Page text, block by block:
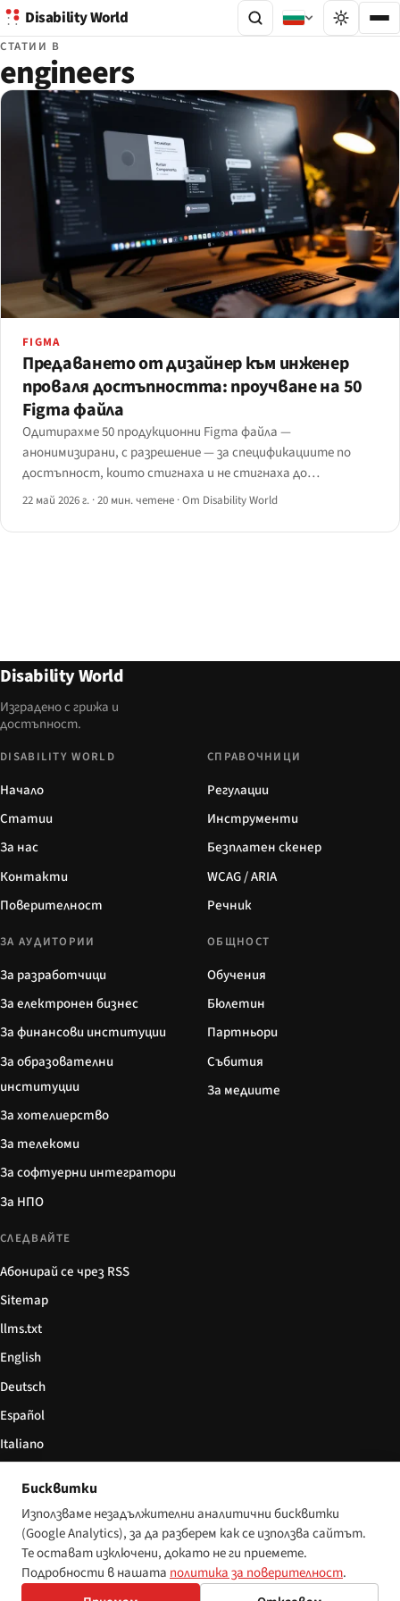
Disability World
СТАТИИ В
engineers
FIGMA
Предаването от дизайнер към инженер
проваля достъпността: проучване на 50
Figma файла
Одитирахме 50 продукционни Figma файла —
анонимизирани, с разрешение — за спецификациите по
достъпност, които стигнаха и не стигнаха до
предаването.
22 май 2026 г. ·20 мин. четене ·От Disability World
Disability World
Изградено с грижа и
достъпност.
DISABILITY WORLD
Начало
Статии
За нас
Контакти
Поверителност
СПРАВОЧНИЦИ
Регулации
Инструменти
Безплатен скенер
WCAG / ARIA
Речник
ЗА АУДИТОРИИ
За разработчици
За електронен бизнес
За финансови институции
За образователни
институции
За хотелиерство
За телекоми
За софтуерни интегратори
За НПО
ОБЩНОСТ
Обучения
Бюлетин
Партньори
Събития
За медиите
СЛЕДВАЙТЕ
Абонирай се чрез RSS
Sitemap
llms.txt
English
Deutsch
Español
Italiano
© 2026 Disability World. Всички права запазени. Настройки за бисквитки
Бисквитки
Използваме незадължителни аналитични бисквитки
(Google Analytics), за да разберем как се използва сайтът.
Те остават изключени, докато не ги приемете.
Подробности в нашата политика за поверителност.